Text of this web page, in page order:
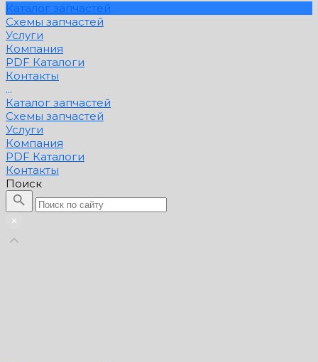
Каталог запчастей
Схемы запчастей
Услуги
Компания
PDF Каталоги
Контакты
...
Каталог запчастей
Схемы запчастей
Услуги
Компания
PDF Каталоги
Контакты
Поиск